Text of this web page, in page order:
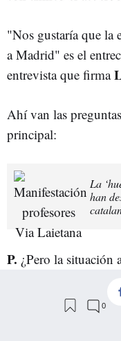
"Nos gustaría que la
a Madrid" es el
entrevista que firma
Ahí van las
principal:
La
han
P. ¿Pero la situación
autonómica y la
Liquidez Autonómica?